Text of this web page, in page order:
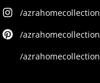
/azrahomecollection
/azrahomecollection
/azrahomecollection